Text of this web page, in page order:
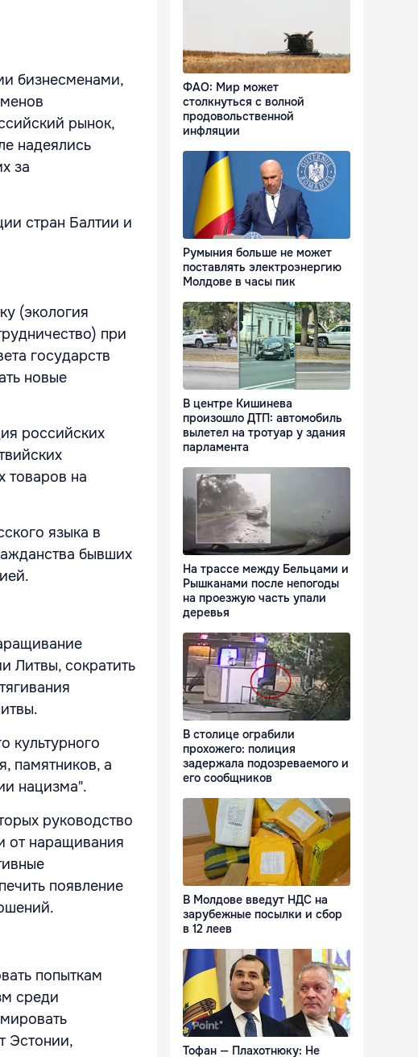
бизнесменами,
рынок,
надеялись
за
стран Балтии и
(экология
при
государств
новые
российских
товаров на
языка в
бывших
Литвы, сократить
культурного
памятников, а
нацизма".
руководство
от наращивания
появление
попыткам
среди
Эстонии,
ФАО: Мир может
столкнуться с волной
продовольственной
инфляции
Румыния больше не может
поставлять электроэнергию
Молдове в часы пик
В центре Кишинева
произошло ДТП: автомобиль
вылетел на тротуар у здания
парламента
На трассе между Бельцами и
Рышканами после непогоды
на проезжую часть упали
деревья
В столице ограбили
прохожего: полиция
задержала подозреваемого и
его сообщников
В Молдове введут НДС на
зарубежные посылки и сбор
в 12 леев
Тофан — Плахотнюку: Не